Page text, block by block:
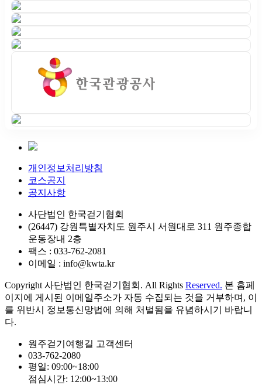
개인정보처리방침
코스공지
공지사항
사단법인 한국걷기협회
(26447) 강원특별자치도 원주시 서원대로 311 원주종합
운동장내 2층
팩스 : 033-762-2081
이메일 : info@kwta.kr
Copyright 사단법인 한국걷기협회. All Rights Reserved. 본 홈페
이지에 게시된 이메일주소가 자동 수집되는 것을 거부하며, 이
를 위반시 정보통신망법에 의해 처벌됨을 유념하시기 바랍니
다.
원주걷기여행길 고객센터
033-762-2080
평일: 09:00~18:00
점심시간: 12:00~13:00